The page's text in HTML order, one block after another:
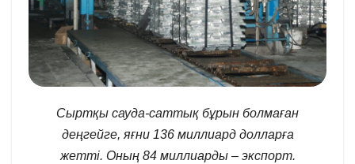
Сыртқы сауда-саттық бұрын болмаған
деңгейге, яғни 136 миллиард долларға
жетті. Оның 84 миллиарды – экспорт.